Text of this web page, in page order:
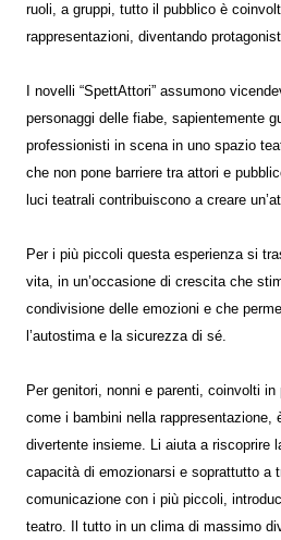
ruoli, a gruppi, tutto il pubblico è
rappresentazioni, diventando
I novelli “SpettAttori” assumono
personaggi delle fiabe, sapientemente
professionisti in scena in uno spazio
che non pone barriere tra attori e
luci teatrali contribuiscono a creare
Per i più piccoli questa esperienza si
vita, in un’occasione di crescita che
condivisione delle emozioni e che
l’autostima e la sicurezza di sé.
Per genitori, nonni e parenti, coinvolti
come i bambini nella rappresentazione,
divertente insieme. Li aiuta a riscoprire
capacità di emozionarsi e soprattutto a
comunicazione con i più piccoli,
teatro. Il tutto in un clima di massimo